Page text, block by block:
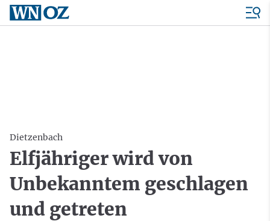
Dietzenbach
Elfjähriger wird von
Unbekanntem geschlagen
und getreten